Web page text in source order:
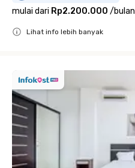
mulai dari Rp2.200.000 /bulan
Lihat info lebih banyak